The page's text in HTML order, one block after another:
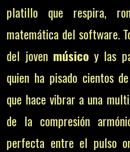
platillo que respira,
matemática del software.
del joven músico y las
quien ha pisado cientos
que hace vibrar a una
de la compresión
perfecta entre el pulso